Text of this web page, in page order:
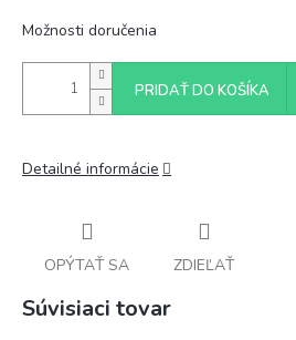
Možnosti doručenia
PRIDAŤ DO KOŠÍKA
Detailné informácie
OPÝTAŤ SA ZDIEĽAŤ
Súvisiaci tovar